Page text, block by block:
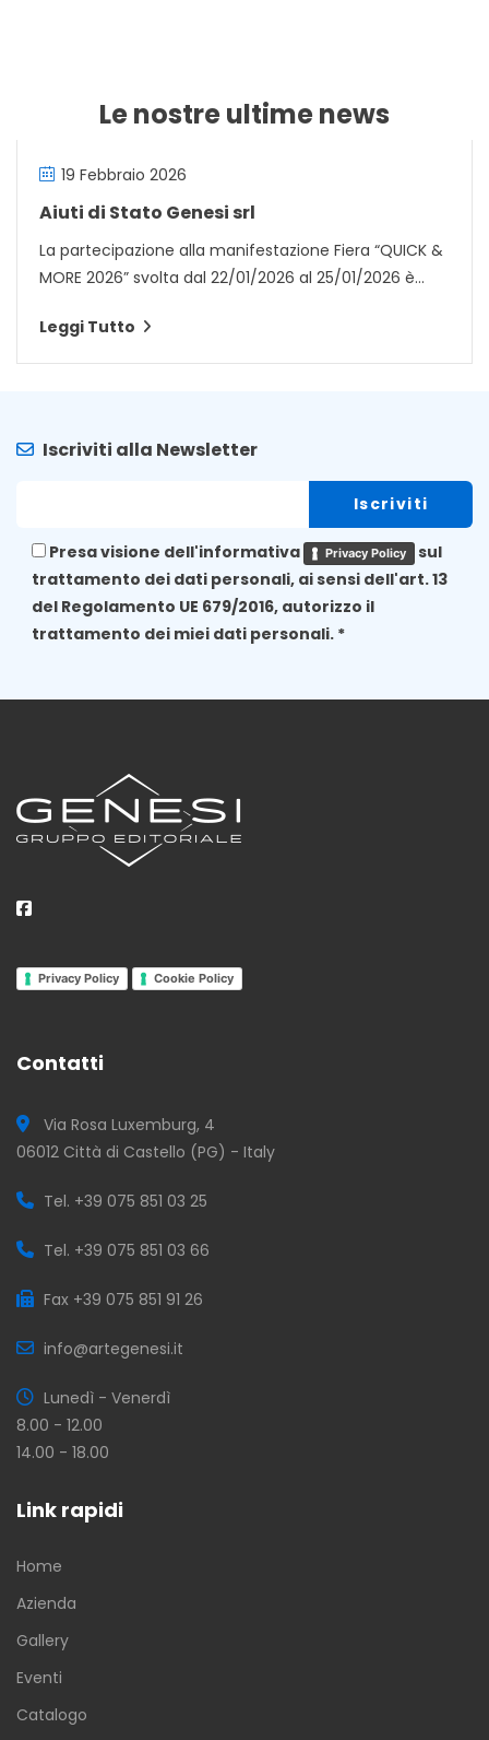
Le nostre ultime news
19 Febbraio 2026
Aiuti di Stato Genesi srl
La partecipazione alla manifestazione Fiera “QUICK &
MORE 2026” svolta dal 22/01/2026 al 25/01/2026 è...
Leggi Tutto
Iscriviti alla Newsletter
Presa visione dell'informativa Privacy Policy
sul
trattamento dei dati personali, ai sensi dell'art. 13
del Regolamento UE 679/2016, autorizzo il
trattamento dei miei dati personali. *
Privacy Policy Cookie Policy
Contatti
Via Rosa Luxemburg, 4
06012 Città di Castello (PG) - Italy
Tel. +39 075 851 03 25
Tel. +39 075 851 03 66
Fax +39 075 851 91 26
info@artegenesi.it
Lunedì - Venerdì
8.00 - 12.00
14.00 - 18.00
Link rapidi
Home
Azienda
Gallery
Eventi
Catalogo